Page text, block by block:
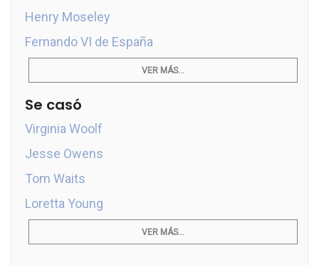
Henry Moseley
Fernando VI de España
VER MÁS...
Se casó
Virginia Woolf
Jesse Owens
Tom Waits
Loretta Young
VER MÁS...